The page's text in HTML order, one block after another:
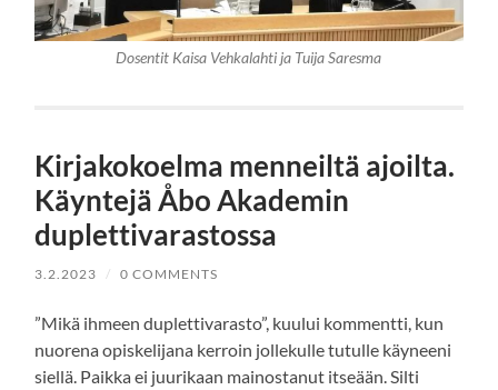
Dosentit Kaisa Vehkalahti ja Tuija Saresma
Kirjakokoelma menneiltä ajoilta.
Käyntejä Åbo Akademin
duplettivarastossa
3.2.2023 / 0 COMMENTS
”Mikä ihmeen duplettivarasto”, kuului kommentti, kun
nuorena opiskelijana kerroin jollekulle tutulle käyneeni
siellä. Paikka ei juurikaan mainostanut itseään. Silti